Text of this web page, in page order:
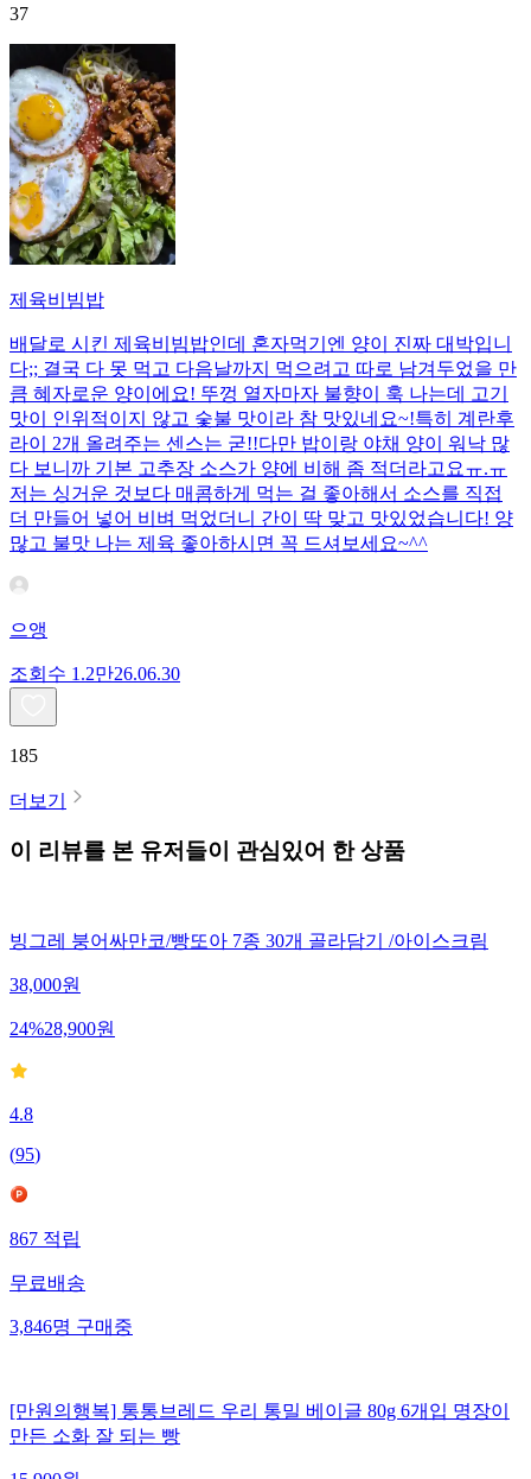
37
제육비빔밥
배달로 시킨 제육비빔밥인데 혼자먹기엔 양이 진짜 대박입니
다;; 결국 다 못 먹고 다음날까지 먹으려고 따로 남겨두었을 만
큼 혜자로운 양이에요! 뚜껑 열자마자 불향이 훅 나는데 고기
맛이 인위적이지 않고 숯불 맛이라 참 맛있네요~!특히 계란후
라이 2개 올려주는 센스는 굳!! ​다만 밥이랑 야채 양이 워낙 많
다 보니까 기본 고추장 소스가 양에 비해 좀 적더라고요ㅠ.ㅠ
저는 싱거운 것보다 매콤하게 먹는 걸 좋아해서 소스를 직접
더 만들어 넣어 비벼 먹었더니 간이 딱 맞고 맛있었습니다! 양
많고 불맛 나는 제육 좋아하시면 꼭 드셔보세요~^^
으앵
조회수 1.2만26.06.30
185
더보기
이 리뷰를 본 유저들이 관심있어 한 상품
빙그레 붕어싸만코/빵또아 7종 30개 골라담기 /아이스크림
38,000원
24%28,900원
4.8
(95)
867적립
무료배송
3,846명구매중
[만원의행복] 통통브레드 우리 통밀 베이글 80g 6개입 명장이
만든 소화 잘 되는 빵